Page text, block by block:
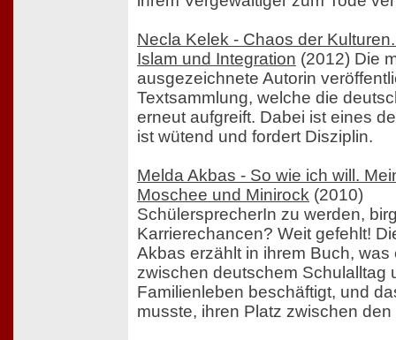
Necla Kelek - Chaos der
Islam und Integration (2012) Die
ausgezeichnete Autorin
Textsammlung, welche die
erneut aufgreift. Dabei ist eines
ist wütend und fordert Disziplin.
Melda Akbas - So wie ich will.
Moschee und Minirock (2010)
SchülersprecherIn zu werden,
Karrierechancen? Weit gefehlt!
Akbas erzählt in ihrem Buch,
zwischen deutschem Schulalltag
Familienleben beschäftigt, und
musste, ihren Platz zwischen